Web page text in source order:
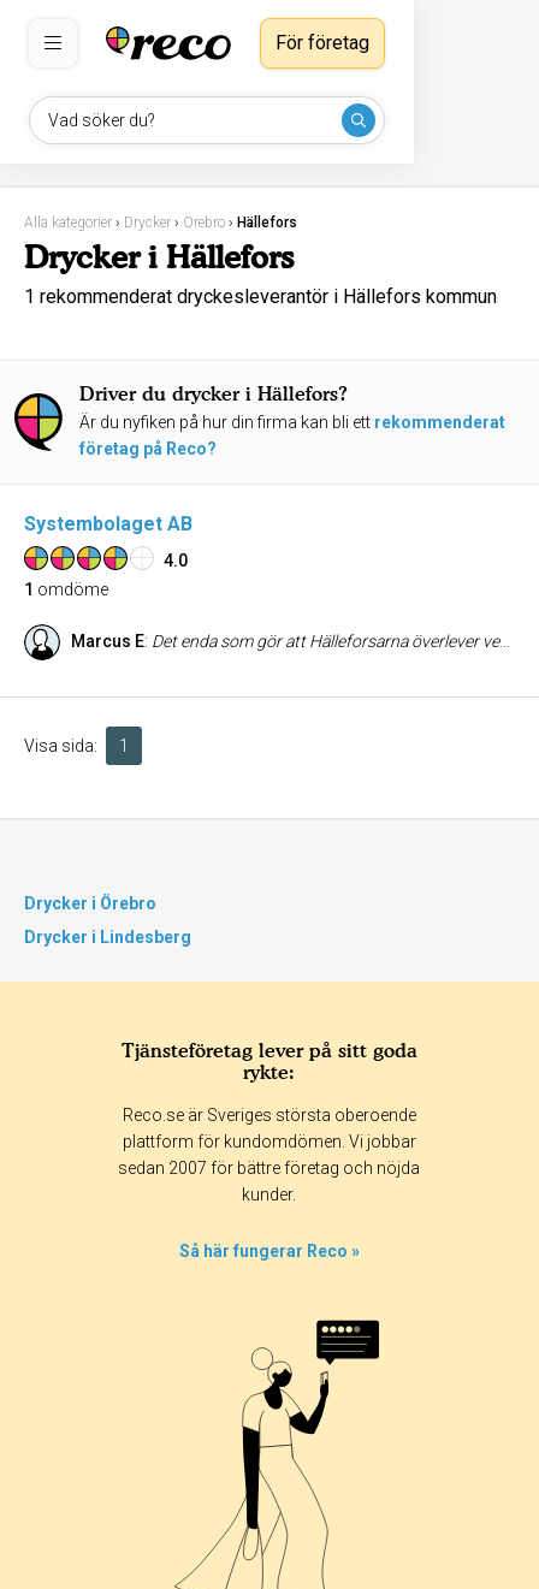
Vad söker du?
För företag
Alla kategorier › Drycker › Örebro › Hällefors
Drycker i Hällefors
1 rekommenderat dryckesleverantör i Hällefors kommun
Driver du drycker i Hällefors?
Är du nyfiken på hur din firma kan bli ett rekommenderat
företag på Reco?
Systembolaget AB
4.0
1 omdöme
Marcus E: Det enda som gör att Hälleforsarna överlever veckorna.
Visa sida: 1
Drycker i Örebro
Drycker i Lindesberg
Tjänsteföretag lever på sitt goda
rykte:
Reco.se är Sveriges största oberoende
plattform för kundomdömen. Vi jobbar
sedan 2007 för bättre företag och nöjda
kunder.
Så här fungerar Reco »